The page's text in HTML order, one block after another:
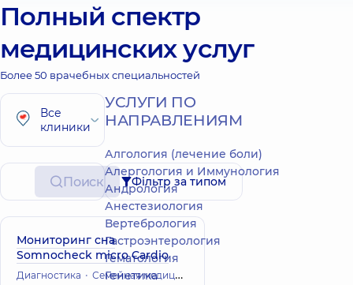
Полный спектр
медицинских услуг
Более 50 врачебных специальностей
Все
клиники
Поиск Фільтр за типом
Мониторинг сна
Somnocheck micro Cardio
Диагностика Семейная медицина и терапия
УСЛУГИ ПО
НАПРАВЛЕНИЯМ
Алгология (лечение боли)
Алергология и Иммунология
Андрология
Анестезиология
Вертебрология
Гастроэнтерология
Гематология
Генетика